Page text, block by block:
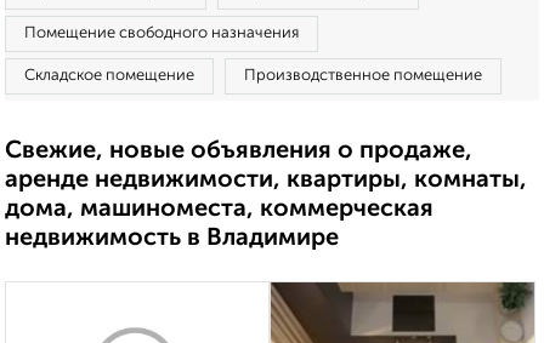
Помещение свободного назначения
Складское помещение Производственное помещение
Свежие, новые объявления о продаже,
аренде недвижимости, квартиры, комнаты,
дома, машиноместа, коммерческая
недвижимость в Владимире